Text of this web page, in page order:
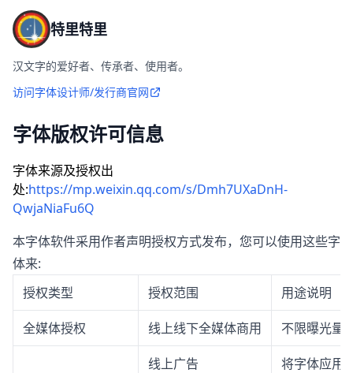
特里特里
汉文字的爱好者、传承者、使用者。
访问字体设计师/发行商官网
字体版权许可信息
字体来源及授权出
处:https://mp.weixin.qq.com/s/Dmh7UXaDnH-
QwjaNiaFu6Q
本字体软件采用作者声明授权方式发布，您可以使用这些字
体来:
授权类型
授权范围 用途说明
全媒体授权 线上线下全媒体商用 不限曝光量
线上广告 将字体应用